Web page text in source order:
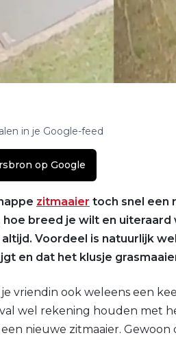
in je Google-feed
op Google
zitmaaier toch snel een
hoe breed je wilt en
Voordeel is natuurlijk
en dat het klusje
vriendin ook weleens een
wel rekening houden met
nieuwe zitmaaier. Gewoon